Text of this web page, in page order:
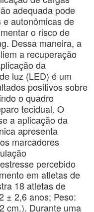
adequada pode
autonômicas de
o risco de
Dessa maneira, a
a recuperação
da
luz (LED) é um
positivos sobre
o quadro
tecidual. O
a aplicação da
apresenta
marcadores
percebido
em atletas de
18 atletas de
± 2,6 anos; Peso:
cm.). Durante uma